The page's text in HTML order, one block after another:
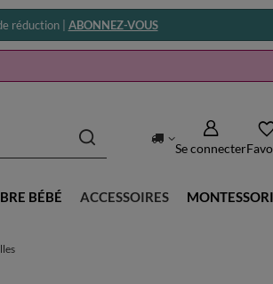
réduction | ABONNEZ-VOUS
Se connecter
BÉBÉ ACCESSOIRES MONTESSORI